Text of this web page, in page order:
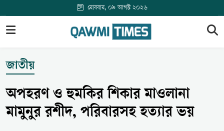
রোববার, ০৯ আগস্ট ২০২৬
জাতীয়
অপহরণ ও হুমকির শিকার মাওলানা
মামুনুর রশীদ, পরিবারসহ হত্যার ভয়